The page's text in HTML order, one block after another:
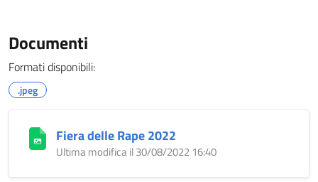
Documenti
Formati disponibili:
.jpeg
Fiera delle Rape 2022
Ultima modifica il 30/08/2022 16:40